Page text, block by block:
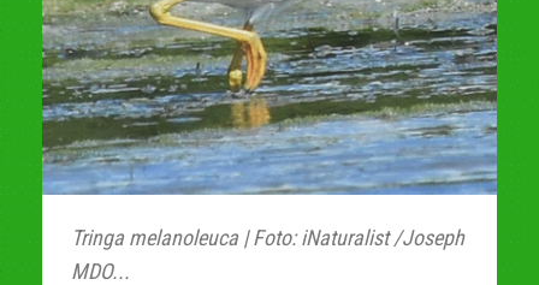
Tringa melanoleuca | Foto: iNaturalist /Joseph
MDO...